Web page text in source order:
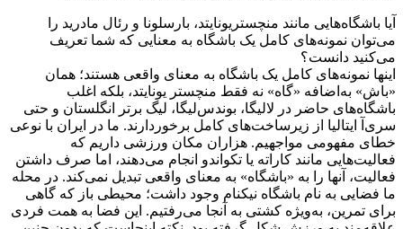
آیا باشگاه‌هایی مانند منچستریونایتد، بارسلونا و رئال مادرید را
می‌توان نمونه‌های کامل یک باشگاه به معنایی که شما تعریف
می‌کنید دانست؟
اینها نمونه‌های کامل یک باشگاه به معنای واقعی هستند؛ همان
«باش» به‌اضافه‌ «گاه» نه فقط منچستر یونایتد، بلکه اغلب
باشگاه‌های حاضر در لالیگا، بوندس‌لیگا، لیگ برتر انگلستان و حتی
سری‌آ ایتالیا از زیرساخت‌های کامل برخوردارند. ما در ایران با نوعی
خطای مفهومی مواجهیم. هزاران مکان ورزشی داریم که
فعالیت‌هایی مانند کاراته یا تکواندو انجام می‌دهند، اما صرف داشتن
فعالیت، آنها را به «باشگاه» به معنای واقعی تبدیل نمی‌کند. در محله‌
ما فضایی به نام باشگاه نیکنام وجود داشت؛ محیطی باز که گاهی
برای تمرین، به‌ویژه کشتی به آنجا می‌رفتیم. این فضا به همت فردی